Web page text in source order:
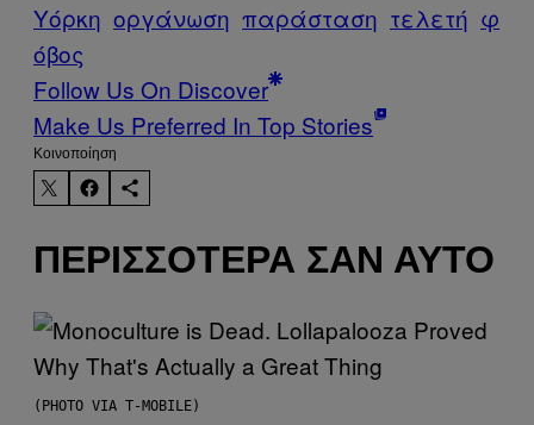
Υόρκη οργάνωση παράσταση τελετή φ
όβος
Follow Us On Discover
Make Us Preferred In Top Stories
Kοινοποίηση
ΠΕΡΙΣΣΌΤΕΡΑ ΣΑΝ ΑΥΤΌ
(PHOTO VIA T-MOBILE)